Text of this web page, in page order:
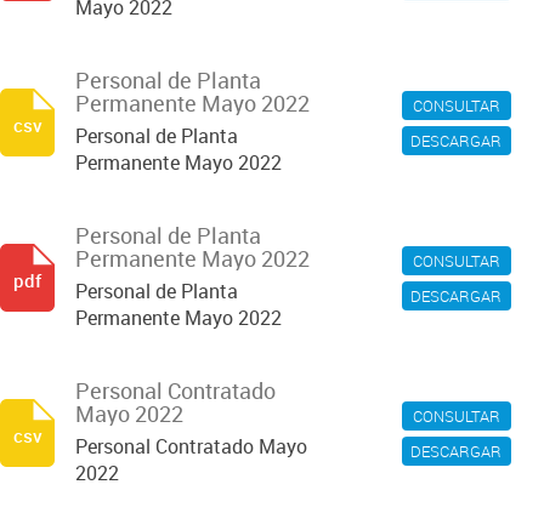
Mayo 2022
CONSULTAR
DESCARGAR
Personal de Planta
Permanente Mayo 2022
Personal de Planta
Permanente Mayo 2022
csv
CONSULTAR
DESCARGAR
Personal de Planta
Permanente Mayo 2022
Personal de Planta
Permanente Mayo 2022
pdf
CONSULTAR
DESCARGAR
Personal Contratado
Mayo 2022
Personal Contratado Mayo
2022
csv